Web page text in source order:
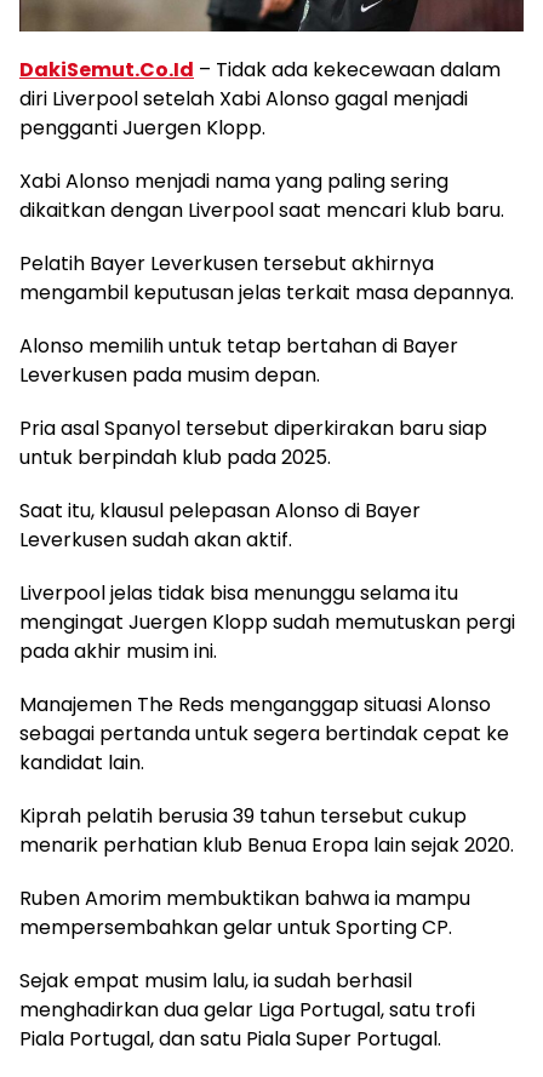
DakiSemut.Co.Id – Tidak ada kekecewaan dalam
diri Liverpool setelah Xabi Alonso gagal menjadi
pengganti Juergen Klopp.
Xabi Alonso menjadi nama yang paling sering
dikaitkan dengan Liverpool saat mencari klub baru.
Pelatih Bayer Leverkusen tersebut akhirnya
mengambil keputusan jelas terkait masa depannya.
Alonso memilih untuk tetap bertahan di Bayer
Leverkusen pada musim depan.
Pria asal Spanyol tersebut diperkirakan baru siap
untuk berpindah klub pada 2025.
Saat itu, klausul pelepasan Alonso di Bayer
Leverkusen sudah akan aktif.
Liverpool jelas tidak bisa menunggu selama itu
mengingat Juergen Klopp sudah memutuskan pergi
pada akhir musim ini.
Manajemen The Reds menganggap situasi Alonso
sebagai pertanda untuk segera bertindak cepat ke
kandidat lain.
Kiprah pelatih berusia 39 tahun tersebut cukup
menarik perhatian klub Benua Eropa lain sejak 2020.
Ruben Amorim membuktikan bahwa ia mampu
mempersembahkan gelar untuk Sporting CP.
Sejak empat musim lalu, ia sudah berhasil
menghadirkan dua gelar Liga Portugal, satu trofi
Piala Portugal, dan satu Piala Super Portugal.